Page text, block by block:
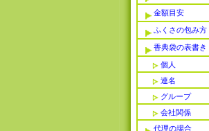
金額目安
ふくさの包み方
香典袋の表書き
個人
連名
グループ
会社関係
代理の場合